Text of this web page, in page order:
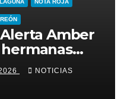
NOTA ROJA
Amber
en
NOTICIAS